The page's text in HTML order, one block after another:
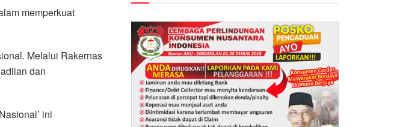
memperkuat
Melalui Rakernas
dan
ini